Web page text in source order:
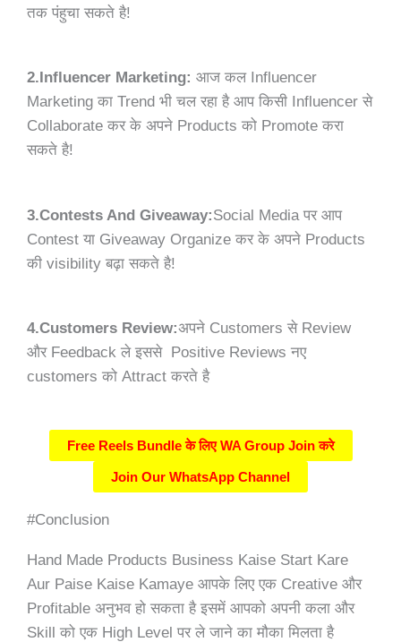
तक पंहुचा सकते है!
2.Influencer Marketing: आज कल Influencer
Marketing का Trend भी चल रहा है आप किसी Influencer से
Collaborate कर के अपने Products को Promote करा
सकते है!
3.Contests And Giveaway:Social Media पर आप
Contest या Giveaway Organize कर के अपने Products
की visibility बढ़ा सकते है!
4.Customers Review:अपने Customers से Review
और Feedback ले इससे Positive Reviews नए
customers को Attract करते है
Free Reels Bundle के लिए WA Group Join करे
Join Our WhatsApp Channel
#Conclusion
Hand Made Products Business Kaise Start Kare
Aur Paise Kaise Kamaye आपके लिए एक Creative और
Profitable अनुभव हो सकता है इसमें आपको अपनी कला और
Skill को एक High Level पर ले जाने का मौका मिलता है